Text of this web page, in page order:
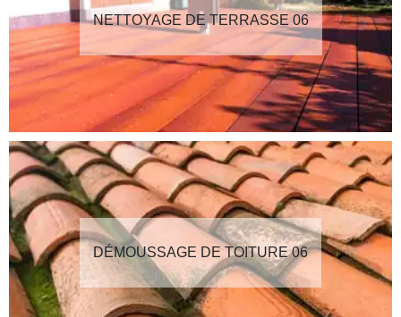
NETTOYAGE DE TERRASSE 06
DÉMOUSSAGE DE TOITURE 06